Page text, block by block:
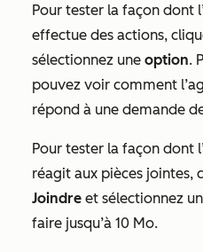
Pour tester la façon dont
effectue des actions,
sélectionnez une option.
pouvez voir comment
répond à une demande
Pour tester la façon dont
réagit aux pièces jointes,
Joindre et sélectionnez un
faire jusqu’à 10 Mo.